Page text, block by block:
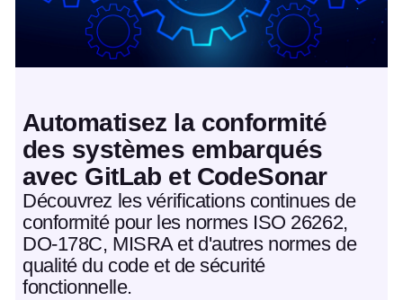
Automatisez la conformité
des systèmes embarqués
avec GitLab et CodeSonar
Découvrez les vérifications continues de
conformité pour les normes ISO 26262,
DO-178C, MISRA et d'autres normes de
qualité du code et de sécurité
fonctionnelle.